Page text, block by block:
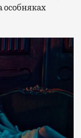
особняках